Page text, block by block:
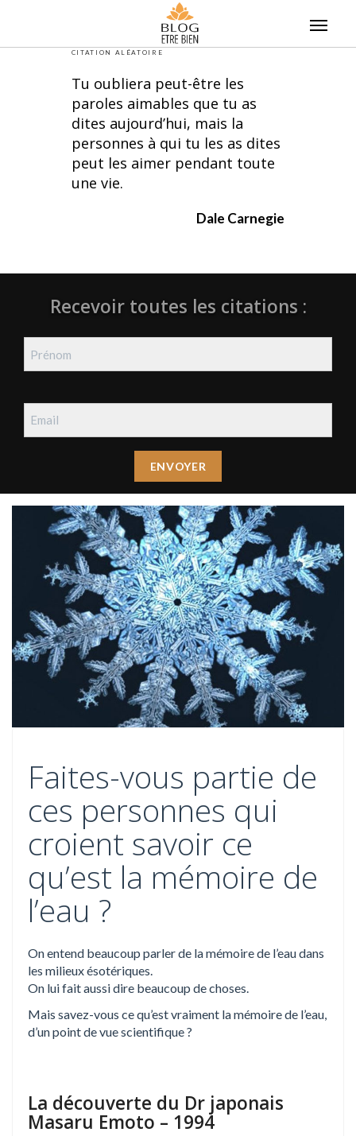
CITATION ALÉATOIRE
Tu oubliera peut-être les
paroles aimables que tu as
dites aujourd’hui, mais la
personnes à qui tu les as dites
peut les aimer pendant toute
une vie.
Dale Carnegie
Recevoir toutes les citations :
Faites-vous partie de
ces personnes qui
croient savoir ce
qu’est la mémoire de
l’eau ?
On entend beaucoup parler de la mémoire de l’eau dans
les milieux ésotériques.
On lui fait aussi dire beaucoup de choses.
Mais savez-vous ce qu’est vraiment la mémoire de l’eau,
d’un point de vue scientifique ?
La découverte du Dr japonais
Masaru Emoto – 1994